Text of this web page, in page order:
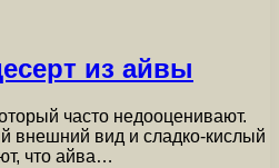
из айвы
часто недооценивают.
внешний вид и сладко-кислый
что айва…